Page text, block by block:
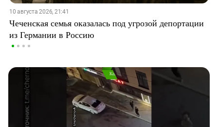
10 августа 2026, 21:41
Чеченская семья оказалась под угрозой депортации
из Германии в Россию